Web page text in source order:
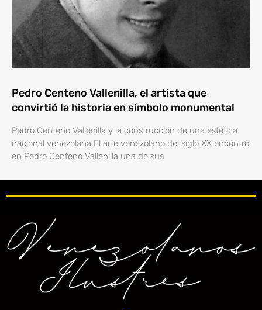
Pedro Centeno Vallenilla, el artista que
convirtió la historia en símbolo monumental
Pedro Centeno Vallenilla y la construcción de una estética
nacional venezolana El arte venezolano del siglo XX encontró
en Pedro Centeno Vallenilla una de sus